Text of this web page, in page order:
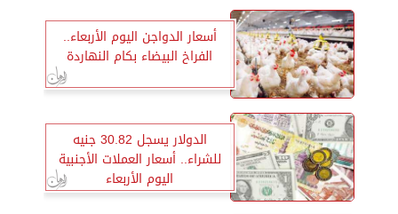
أسعار الدواجن اليوم الأربعاء..
الفراخ البيضاء بكام النهاردة
الدولار يسجل 30.82 جنيه
للشراء.. أسعار العملات الأجنبية
اليوم الأربعاء